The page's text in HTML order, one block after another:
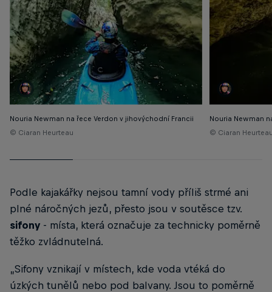
Nouria Newman na řece Verdon v jihovýchodní Francii
© Ciaran Heurteau
Nouria Newman
© Ciaran
Podle kajakářky nejsou tamní vody příliš strmé ani
plné náročných jezů, přesto jsou v soutěsce tzv.
sifony - místa, která označuje za technicky poměrně
těžko zvládnutelná.
„Sifony vznikají v místech, kde voda vtéká do
úzkých tunělů nebo pod balvany. Jsou to poměrně